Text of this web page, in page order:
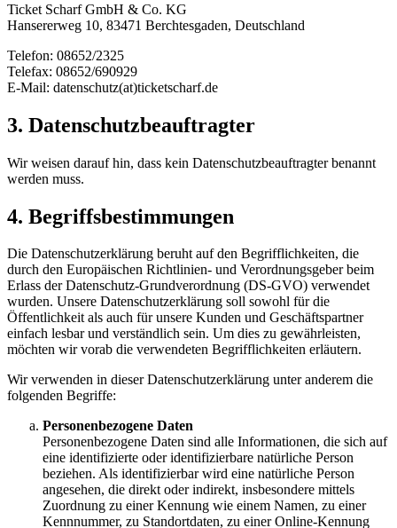
Ticket Scharf GmbH & Co. KG
Hansererweg 10, 83471 Berchtesgaden, Deutschland
Telefon: 08652/2325
Telefax: 08652/690929
E-Mail: datenschutz(at)ticketscharf.de
3. Datenschutzbeauftragter
Wir weisen darauf hin, dass kein Datenschutzbeauftragter benannt
werden muss.
4. Begriffsbestimmungen
Die Datenschutzerklärung beruht auf den Begrifflichkeiten, die
durch den Europäischen Richtlinien- und Verordnungsgeber beim
Erlass der Datenschutz-Grundverordnung (DS-GVO) verwendet
wurden. Unsere Datenschutzerklärung soll sowohl für die
Öffentlichkeit als auch für unsere Kunden und Geschäftspartner
einfach lesbar und verständlich sein. Um dies zu gewährleisten,
möchten wir vorab die verwendeten Begrifflichkeiten erläutern.
Wir verwenden in dieser Datenschutzerklärung unter anderem die
folgenden Begriffe:
Personenbezogene Daten
Personenbezogene Daten sind alle Informationen, die sich auf
eine identifizierte oder identifizierbare natürliche Person
beziehen. Als identifizierbar wird eine natürliche Person
angesehen, die direkt oder indirekt, insbesondere mittels
Zuordnung zu einer Kennung wie einem Namen, zu einer
Kennnummer, zu Standortdaten, zu einer Online-Kennung